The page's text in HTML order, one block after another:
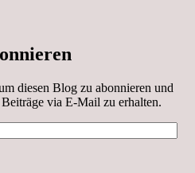
diesen Blog zu abonnieren und
via E-Mail zu erhalten.